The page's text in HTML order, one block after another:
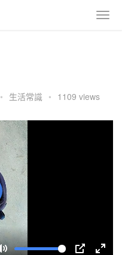
• 生活常識 • 1109 views